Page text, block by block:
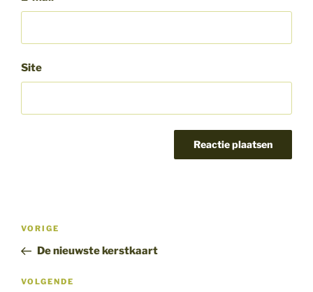
Site
Bericht
Vorig
bericht
VORIGE
De nieuwste kerstkaart
Volgend
VOLGENDE